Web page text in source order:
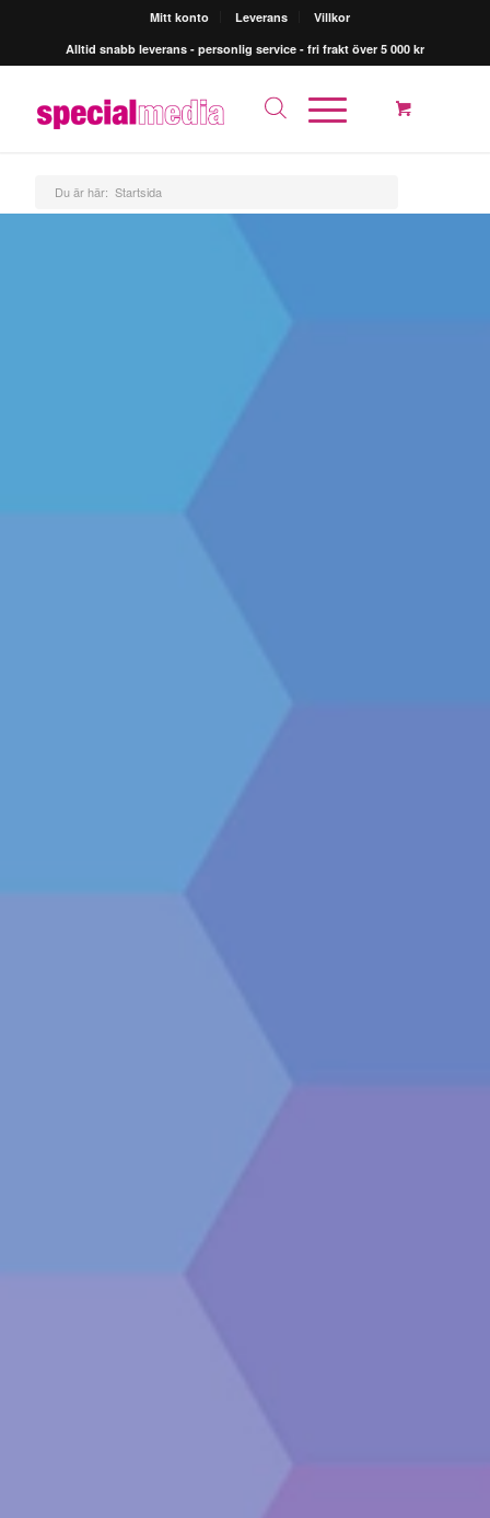
Mitt konto Leverans
Villkor
Alltid snabb leverans - personlig service - fri frakt över 5 000 kr
Du är här: Startsida